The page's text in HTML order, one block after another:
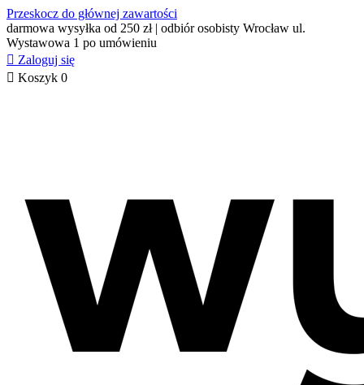
Przeskocz do głównej zawartości
darmowa wysyłka od 250 zł | odbiór osobisty Wrocław ul.
Wystawowa 1 po umówieniu
 Zaloguj się
 Koszyk 0